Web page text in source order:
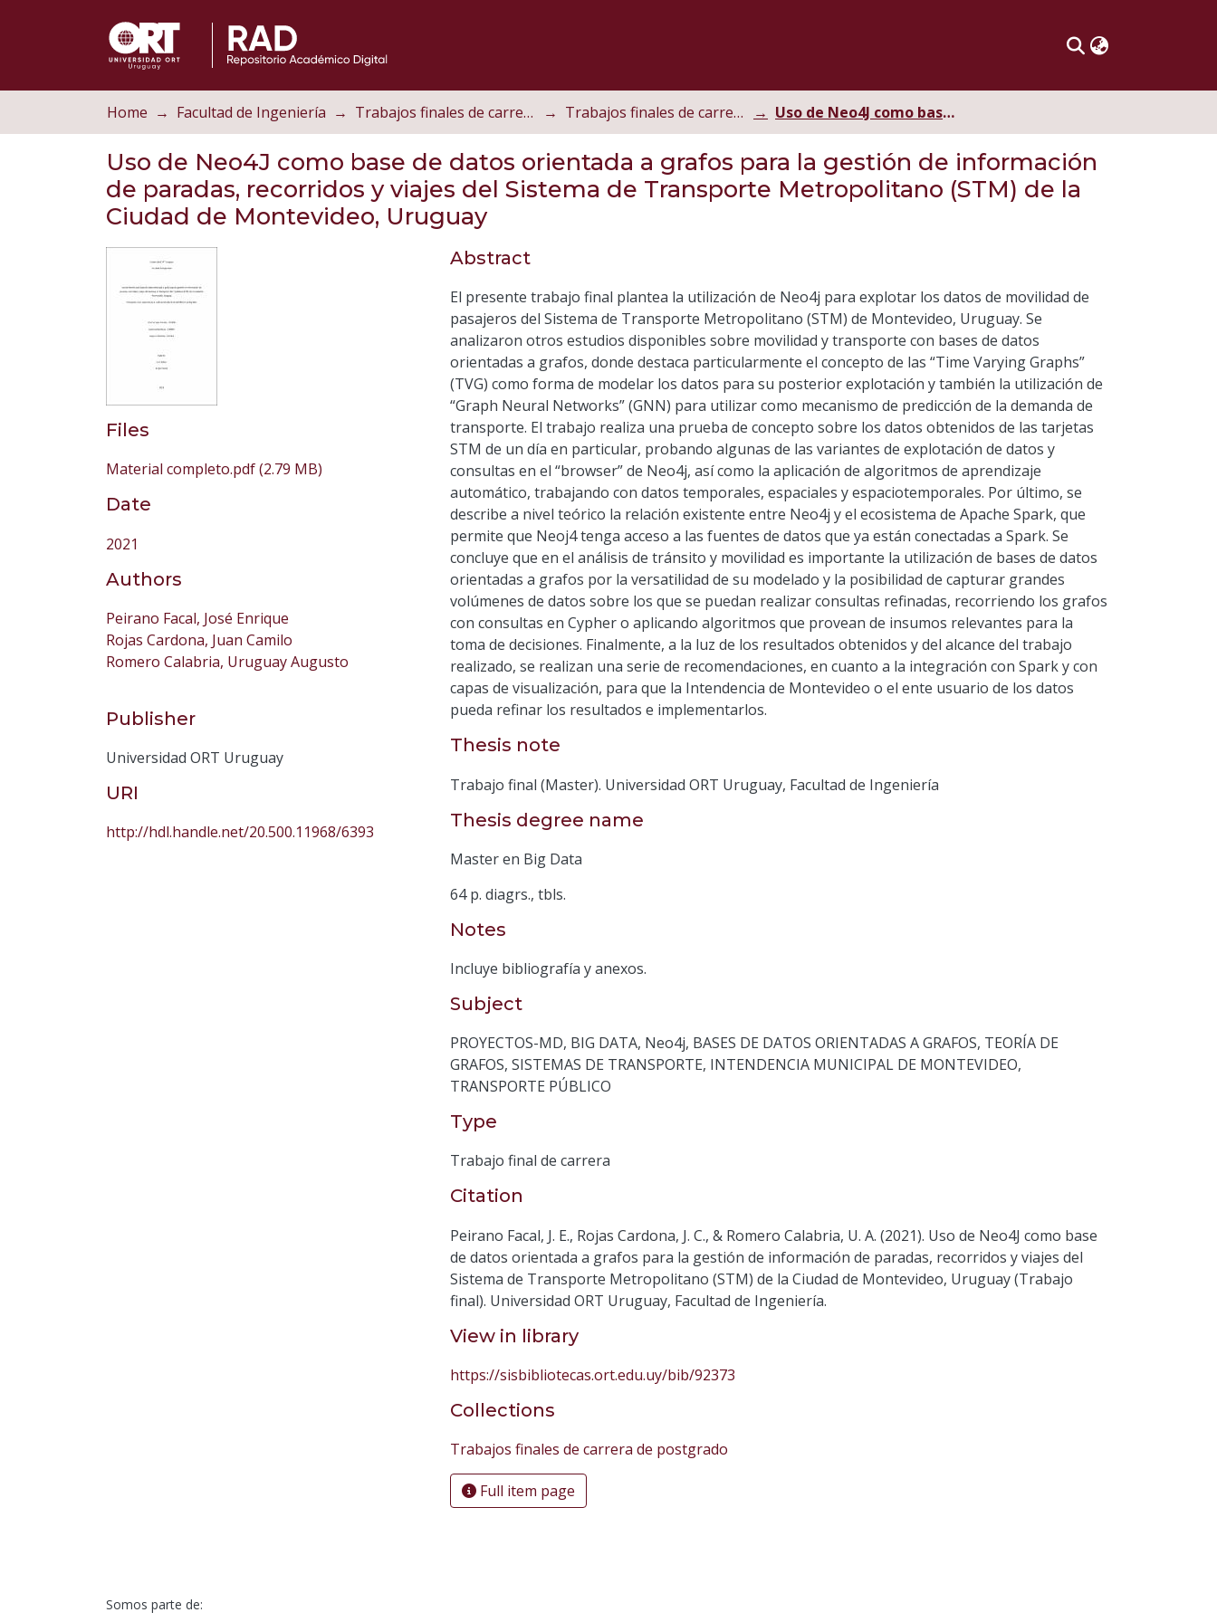
Home Facultad de Ingeniería Trabajos finales de carrera Trabajos finales de carrera de postgrado Uso de Neo4J como base de datos orientada a grafos para la gestión de información de paradas, recorridos y viajes del Sistema de Transporte Metropolitano (STM) de la Ciudad de Montevideo, Uruguay
Uso de Neo4J como base de datos orientada a grafos para la gestión de información
de paradas, recorridos y viajes del Sistema de Transporte Metropolitano (STM) de la
Ciudad de Montevideo, Uruguay
Files
Material completo.pdf(2.79 MB)
Date
2021
Authors
Peirano Facal, José Enrique
Rojas Cardona, Juan Camilo
Romero Calabria, Uruguay Augusto
Publisher
Universidad ORT Uruguay
URI
http://hdl.handle.net/20.500.11968/6393
Abstract
El presente trabajo final plantea la utilización de Neo4j para explotar los datos de movilidad de
pasajeros del Sistema de Transporte Metropolitano (STM) de Montevideo, Uruguay. Se
analizaron otros estudios disponibles sobre movilidad y transporte con bases de datos
orientadas a grafos, donde destaca particularmente el concepto de las “Time Varying Graphs”
(TVG) como forma de modelar los datos para su posterior explotación y también la utilización de
“Graph Neural Networks” (GNN) para utilizar como mecanismo de predicción de la demanda de
transporte. El trabajo realiza una prueba de concepto sobre los datos obtenidos de las tarjetas
STM de un día en particular, probando algunas de las variantes de explotación de datos y
consultas en el “browser” de Neo4j, así como la aplicación de algoritmos de aprendizaje
automático, trabajando con datos temporales, espaciales y espaciotemporales. Por último, se
describe a nivel teórico la relación existente entre Neo4j y el ecosistema de Apache Spark, que
permite que Neoj4 tenga acceso a las fuentes de datos que ya están conectadas a Spark. Se
concluye que en el análisis de tránsito y movilidad es importante la utilización de bases de datos
orientadas a grafos por la versatilidad de su modelado y la posibilidad de capturar grandes
volúmenes de datos sobre los que se puedan realizar consultas refinadas, recorriendo los grafos
con consultas en Cypher o aplicando algoritmos que provean de insumos relevantes para la
toma de decisiones. Finalmente, a la luz de los resultados obtenidos y del alcance del trabajo
realizado, se realizan una serie de recomendaciones, en cuanto a la integración con Spark y con
capas de visualización, para que la Intendencia de Montevideo o el ente usuario de los datos
pueda refinar los resultados e implementarlos.
Thesis note
Trabajo final (Master). Universidad ORT Uruguay, Facultad de Ingeniería
Thesis degree name
Master en Big Data
64 p. diagrs., tbls.
Notes
Incluye bibliografía y anexos.
Subject
PROYECTOS-MD, BIG DATA, Neo4j, BASES DE DATOS ORIENTADAS A GRAFOS, TEORÍA DE
GRAFOS, SISTEMAS DE TRANSPORTE, INTENDENCIA MUNICIPAL DE MONTEVIDEO,
TRANSPORTE PÚBLICO
Type
Trabajo final de carrera
Citation
Peirano Facal, J. E., Rojas Cardona, J. C., & Romero Calabria, U. A. (2021). Uso de Neo4J como base
de datos orientada a grafos para la gestión de información de paradas, recorridos y viajes del
Sistema de Transporte Metropolitano (STM) de la Ciudad de Montevideo, Uruguay (Trabajo
final). Universidad ORT Uruguay, Facultad de Ingeniería.
View in library
https://sisbibliotecas.ort.edu.uy/bib/92373
Collections
Trabajos finales de carrera de postgrado
Full item page
Somos parte de: